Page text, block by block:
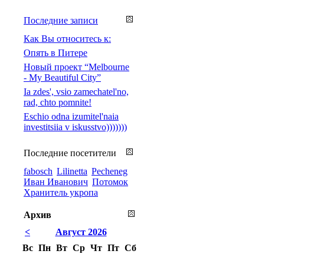
Последние записи
Как Вы относитесь к:
Опять в Питере
Новый проект “Melbourne
- My Beautiful City”
Ia zdes', vsio zamechatel'no,
rad, chto pomnite!
Eschio odna izumitel'naia
investitsiia v iskusstvo)))))))
Последние посетители
fabosch Lilinetta Pecheneg
Иван Иванович Потомок
Хранитель укропа
Архив
<
Август 2026
Вс Пн Вт Ср Чт Пт Сб